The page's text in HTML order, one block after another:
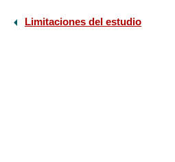
Limitaciones del estudio